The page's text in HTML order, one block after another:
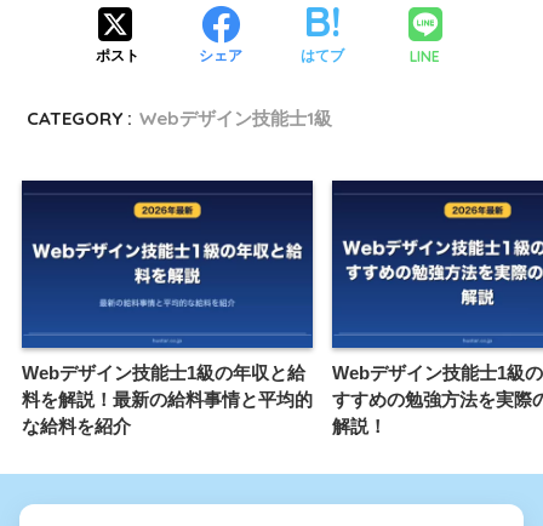
ポスト シェア はてブ LINE
CATEGORY : Webデザイン技能士1級
Webデザイン技能士1級の年収と給
料を解説！最新の給料事情と平均的
な給料を紹介
Webデザイン技能士1級
すすめの勉強方法を実際
解説！